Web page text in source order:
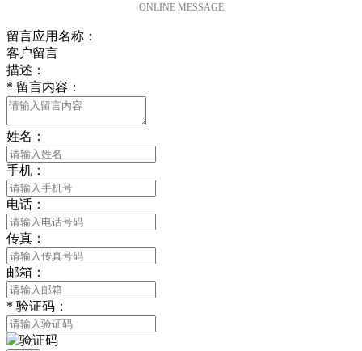
ONLINE MESSAGE
留言应用名称：
客户留言
描述：
* 留言内容：
姓名：
手机：
电话：
传真：
邮箱：
* 验证码：